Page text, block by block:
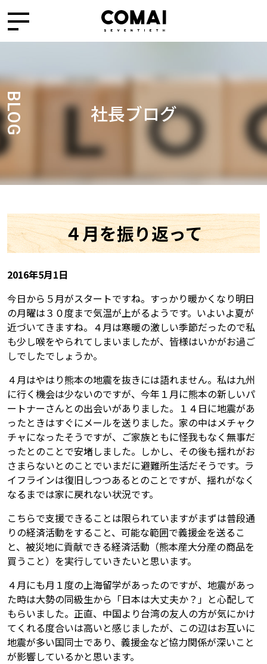
BLOG 社長ブログ
４月を振り返って
2016年5月1日
今日から５月がスタートですね。すっかり暖かくなり明日
の月曜は３０度まで気温が上がるようです。いよいよ夏が
近づいてきますね。４月は寒暖の激しい季節だったので私
も少し喉をやられてしまいましたが、皆様はいかがお過ご
しでしたでしょうか。
４月はやはり熊本の地震を抜きには語れません。私は九州
に行く機会は少ないのですが、今年１月に熊本の新しいパ
ートナーさんとの出会いがありました。１４日に地震があ
ったときはすぐにメールを送りました。家の中はメチャク
チャになったそうですが、ご家族ともに怪我もなく無事だ
ったとのことで安堵しました。しかし、その後も揺れがお
さまらないとのことでいまだに避難所生活だそうです。ラ
イフラインは復旧しつつあるとのことですが、揺れがなく
なるまでは家に戻れない状況です。
こちらで支援できることは限られていますがまずは普段通
りの経済活動をすること、可能な範囲で義援金を送るこ
と、被災地に貢献できる経済活動（熊本産大分産の商品を
買うこと）を実行していきたいと思います。
４月にも月１度の上海留学があったのですが、地震があっ
た時は大勢の同級生から「日本は大丈夫か？」と心配して
もらいました。正直、中国より台湾の友人の方が気にかけ
てくれる度合いは高いと感じましたが、この辺はお互いに
地震が多い国同士であり、義援金など協力関係が深いこと
が影響しているかと思います。